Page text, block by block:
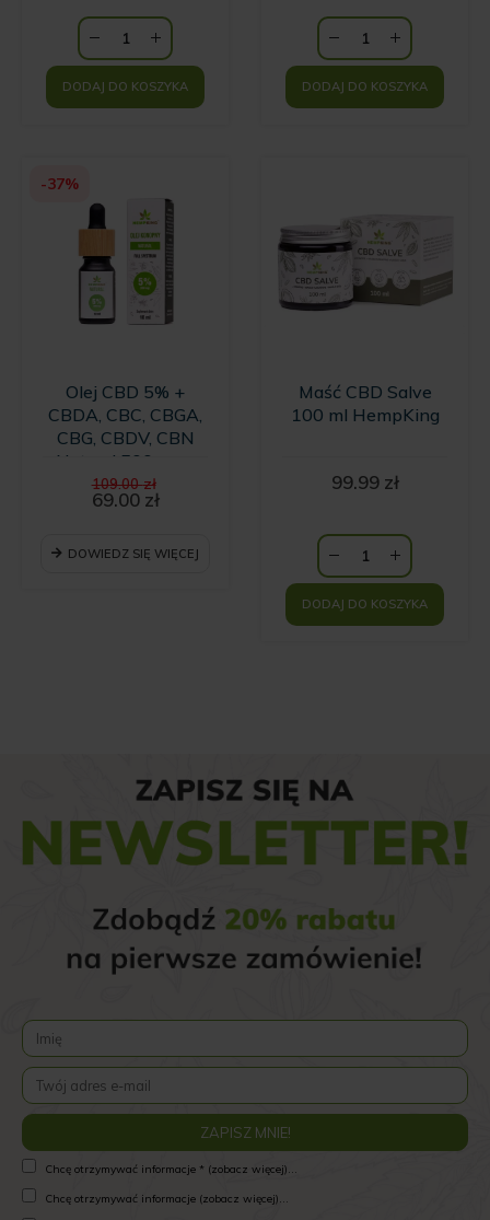
HempKing
DODAJ DO KOSZYKA DODAJ DO KOSZYKA
-37%
Olej CBD 5% +
CBDA, CBC, CBGA,
CBG, CBDV, CBN
Natural 500 mg -
10ml
109.00zł
cena
69.00 zł
wynosi:
69.00 zł.
DOWIEDZ SIĘ WIĘCEJ
Maść CBD Salve
100 ml HempKing
99.99 zł
DODAJ DO KOSZYKA
Chcę otrzymywać informacje * (zobacz więcej)...
Chcę otrzymywać informacje (zobacz więcej)...